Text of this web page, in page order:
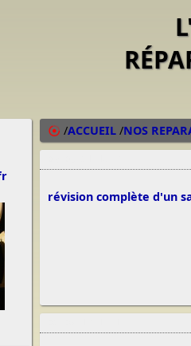
/ACCUEIL /NOS
révision complète d'un